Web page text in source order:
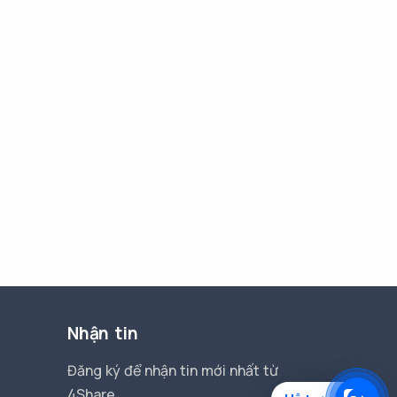
Nhận tin
Đăng ký để nhận tin mới nhất từ